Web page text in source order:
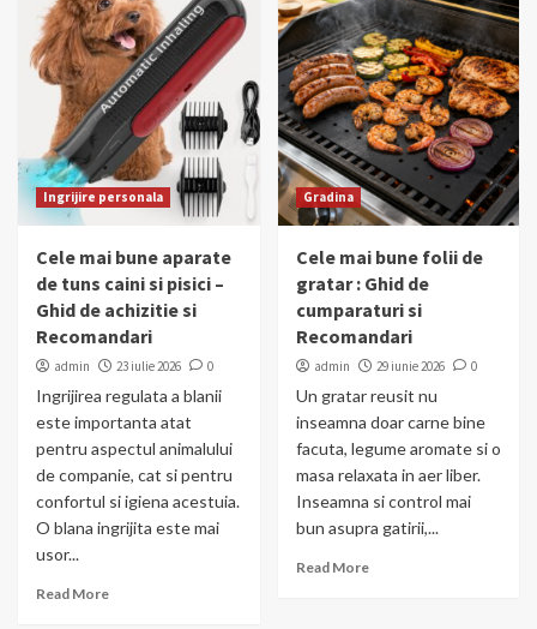
Ingrijire personala
Cele mai bune aparate
de tuns caini si pisici –
Ghid de achizitie si
Recomandari
admin 23 iulie 2026 0
Ingrijirea regulata a blanii
este importanta atat
pentru aspectul animalului
de companie, cat si pentru
confortul si igiena acestuia.
O blana ingrijita este mai
usor...
Read More
Gradina
Cele mai bune folii de
gratar : Ghid de
cumparaturi si
Recomandari
admin 29 iunie 2026 0
Un gratar reusit nu
inseamna doar carne bine
facuta, legume aromate si o
masa relaxata in aer liber.
Inseamna si control mai
bun asupra gatirii,...
Read More